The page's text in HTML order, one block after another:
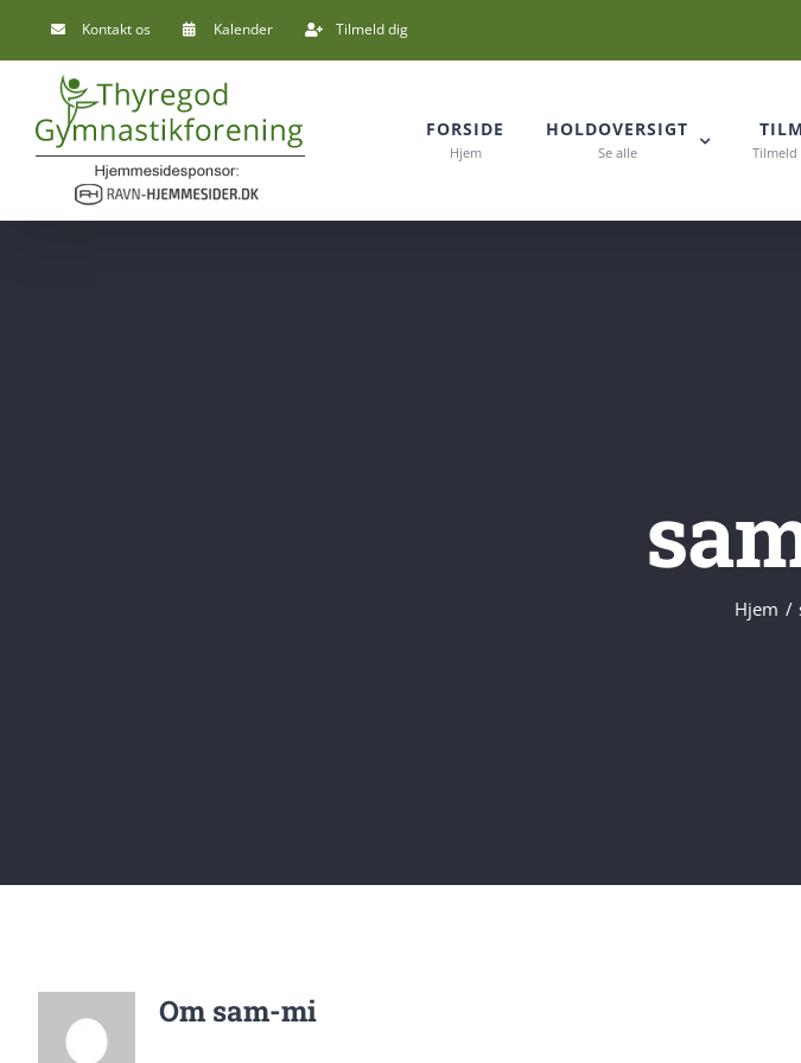
to
content
Kontakt os Kalender Tilmeld dig
FORSIDE
Hjem
HOLDOVERSIGT
Se alle
Hjem
Om sam-mi